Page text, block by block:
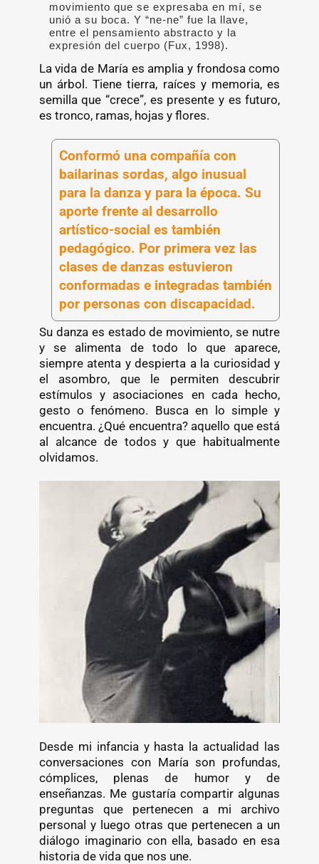
movimiento que se expresaba en mí, se
unió a su boca. Y “ne-ne” fue la llave,
entre el pensamiento abstracto y la
expresión del cuerpo (Fux, 1998).
La vida de María es amplia y frondosa como
un árbol. Tiene tierra, raíces y memoria, es
semilla que “crece”, es presente y es futuro,
es tronco, ramas, hojas y flores.
Conformó una compañía con
bailarinas sordas, algo inusual
para la danza y para la época. Su
aporte frente al desarrollo
artístico-social es también
pedagógico. Por primera vez las
clases de danzas estuvieron
conformadas e integradas también
por personas con discapacidad.
Su danza es estado de movimiento, se nutre
y se alimenta de todo lo que aparece,
siempre atenta y despierta a la curiosidad y
el asombro, que le permiten descubrir
estímulos y asociaciones en cada hecho,
gesto o fenómeno. Busca en lo simple y
encuentra. ¿Qué encuentra? aquello que está
al alcance de todos y que habitualmente
olvidamos.
Desde mi infancia y hasta la actualidad las
conversaciones con María son profundas,
cómplices, plenas de humor y de
enseñanzas. Me gustaría compartir algunas
preguntas que pertenecen a mi archivo
personal y luego otras que pertenecen a un
diálogo imaginario con ella, basado en esa
historia de vida que nos une.